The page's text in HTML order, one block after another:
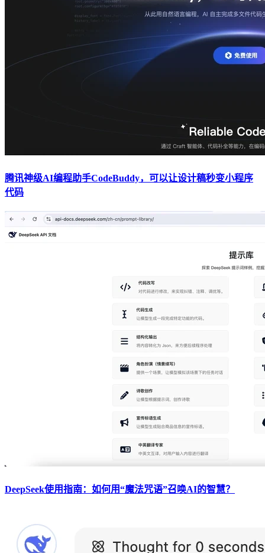
腾讯神级AI编程助手CodeBuddy，可以让设计稿秒变小程序
代码
DeepSeek使用指南：如何用“魔法咒语”召唤AI的智慧？